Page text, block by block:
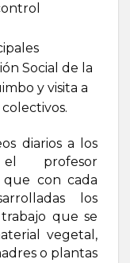
Social de la
y visita a
diarios a los
el profesor
que con cada
los
que se
vegetal,
o plantas